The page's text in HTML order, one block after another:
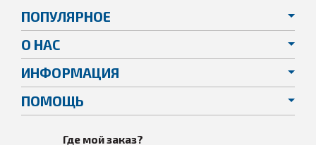
ПОПУЛЯРНОЕ
О НАС
ИНФОРМАЦИЯ
ПОМОЩЬ
Где мой заказ?